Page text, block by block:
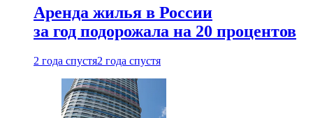
Аренда жилья в России
за год подорожала на 20 процентов
2 года спустя2 года спустя